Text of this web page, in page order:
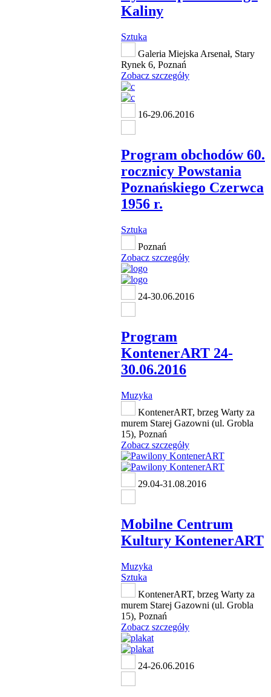
Kaliny
Sztuka
Galeria Miejska Arsenał, Stary
Rynek 6, Poznań
Zobacz szczegóły
16-29.06.2016
Program obchodów 60.
rocznicy Powstania
Poznańskiego Czerwca
1956 r.
Sztuka
Poznań
Zobacz szczegóły
24-30.06.2016
Program
KontenerART 24-
30.06.2016
Muzyka
KontenerART, brzeg Warty za
murem Starej Gazowni (ul. Grobla
15), Poznań
Zobacz szczegóły
29.04-31.08.2016
Mobilne Centrum
Kultury KontenerART
Muzyka
Sztuka
KontenerART, brzeg Warty za
murem Starej Gazowni (ul. Grobla
15), Poznań
Zobacz szczegóły
24-26.06.2016